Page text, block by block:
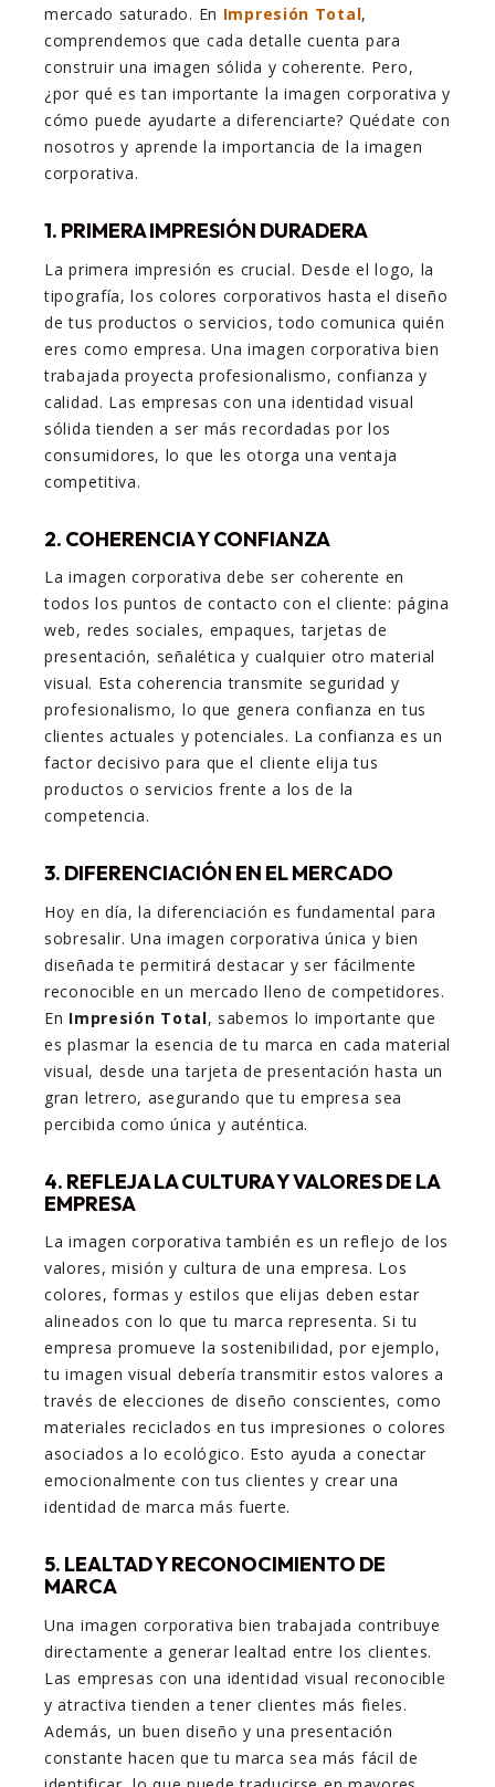
mercado saturado. En Impresión Total,
comprendemos que cada detalle cuenta para
construir una imagen sólida y coherente. Pero,
¿por qué es tan importante la imagen corporativa y
cómo puede ayudarte a diferenciarte? Quédate con
nosotros y aprende la importancia de la imagen
corporativa.
1. PRIMERA IMPRESIÓN DURADERA
La primera impresión es crucial. Desde el logo, la
tipografía, los colores corporativos hasta el diseño
de tus productos o servicios, todo comunica quién
eres como empresa. Una imagen corporativa bien
trabajada proyecta profesionalismo, confianza y
calidad. Las empresas con una identidad visual
sólida tienden a ser más recordadas por los
consumidores, lo que les otorga una ventaja
competitiva.
2. COHERENCIA Y CONFIANZA
La imagen corporativa debe ser coherente en
todos los puntos de contacto con el cliente: página
web, redes sociales, empaques, tarjetas de
presentación, señalética y cualquier otro material
visual. Esta coherencia transmite seguridad y
profesionalismo, lo que genera confianza en tus
clientes actuales y potenciales. La confianza es un
factor decisivo para que el cliente elija tus
productos o servicios frente a los de la
competencia.
3. DIFERENCIACIÓN EN EL MERCADO
Hoy en día, la diferenciación es fundamental para
sobresalir. Una imagen corporativa única y bien
diseñada te permitirá destacar y ser fácilmente
reconocible en un mercado lleno de competidores.
En Impresión Total, sabemos lo importante que
es plasmar la esencia de tu marca en cada material
visual, desde una tarjeta de presentación hasta un
gran letrero, asegurando que tu empresa sea
percibida como única y auténtica.
4. REFLEJA LA CULTURA Y VALORES DE LA
EMPRESA
La imagen corporativa también es un reflejo de los
valores, misión y cultura de una empresa. Los
colores, formas y estilos que elijas deben estar
alineados con lo que tu marca representa. Si tu
empresa promueve la sostenibilidad, por ejemplo,
tu imagen visual debería transmitir estos valores a
través de elecciones de diseño conscientes, como
materiales reciclados en tus impresiones o colores
asociados a lo ecológico. Esto ayuda a conectar
emocionalmente con tus clientes y crear una
identidad de marca más fuerte.
5. LEALTAD Y RECONOCIMIENTO DE
MARCA
Una imagen corporativa bien trabajada contribuye
directamente a generar lealtad entre los clientes.
Las empresas con una identidad visual reconocible
y atractiva tienden a tener clientes más fieles.
Además, un buen diseño y una presentación
constante hacen que tu marca sea más fácil de